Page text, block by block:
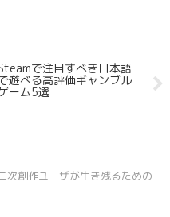
で注目すべき日本語
遊べる高評価ギャンブル
ーム5選
メ
作
次創作ユーザが生き残るための